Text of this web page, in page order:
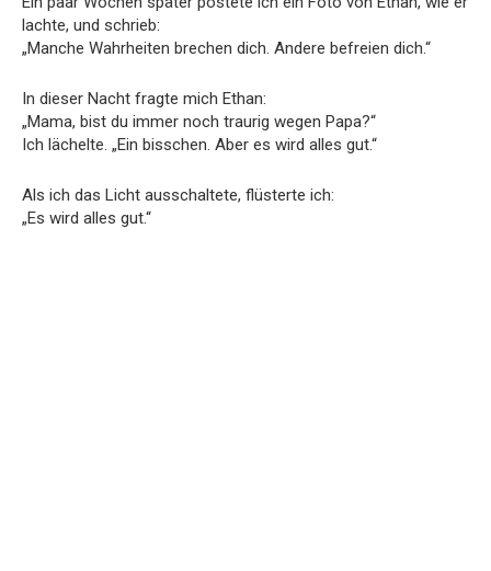
lachte, und schrieb:
„Manche Wahrheiten brechen dich. Andere befreien dich.“
In dieser Nacht fragte mich Ethan:
„Mama, bist du immer noch traurig wegen Papa?“
Ich lächelte. „Ein bisschen. Aber es wird alles gut.“
Als ich das Licht ausschaltete, flüsterte ich:
„Es wird alles gut.“